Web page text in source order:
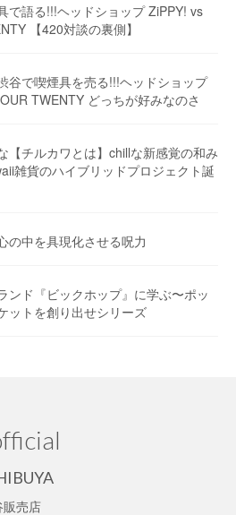
で語る!!!ヘッドショップ ZiPPY! vs
【420対談の裏側】
谷で喫煙具を売る!!!ヘッドショップ
TWENTY どっちが好みなのさ
【チルカワとは】chillな新感覚の和み
雑貨のハイブリッドプロジェクト誕
の中を具現化させる呪力
ンド『ビックホップ』に学ぶ〜ポッ
ットを創り出せシリーズ
販売店